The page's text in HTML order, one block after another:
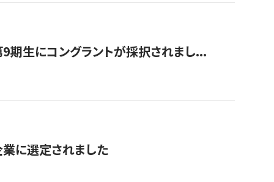
9期生にコングラントが採択されまし...
に選定されました